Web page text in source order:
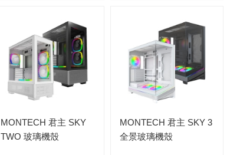
MONTECH 君主 SKY
TWO 玻璃機殼
MONTECH 君主 SKY 3
全景玻璃機殼